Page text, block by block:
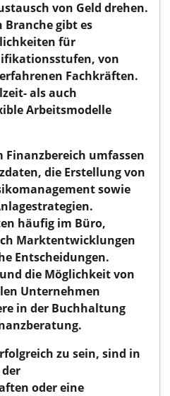
von Geld drehen.
Branche gibt es
für
von
Fachkräften.
als auch
Arbeitsmodelle
Finanzbereich umfassen
die Erstellung von
sowie
häufig im Büro,
Marktentwicklungen
Entscheidungen.
die Möglichkeit von
Unternehmen
in der Buchhaltung
zu sein, sind in
oder eine